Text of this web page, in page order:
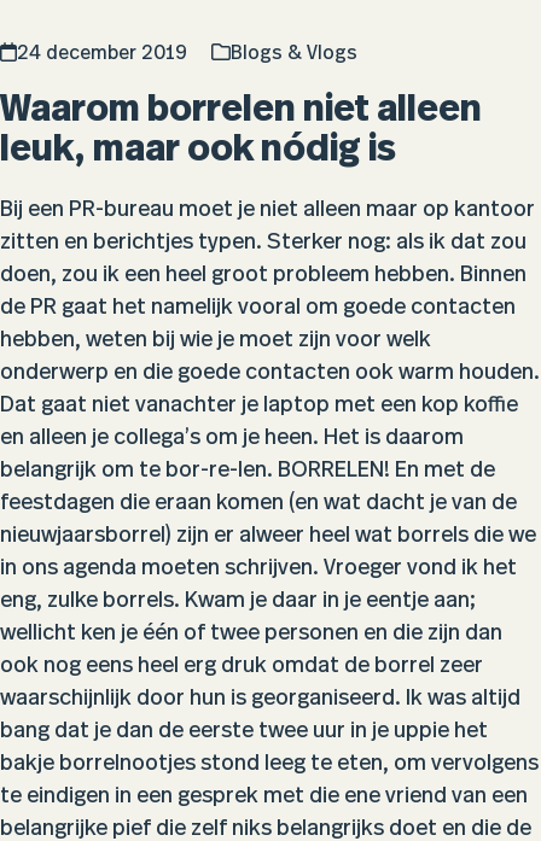
24 december 2019 Blogs & Vlogs
Waarom borrelen niet alleen
leuk, maar ook nódig is
Bij een PR-bureau moet je niet alleen maar op kantoor
zitten en berichtjes typen. Sterker nog: als ik dat zou
doen, zou ik een heel groot probleem hebben. Binnen
de PR gaat het namelijk vooral om goede contacten
hebben, weten bij wie je moet zijn voor welk
onderwerp en die goede contacten ook warm houden.
Dat gaat niet vanachter je laptop met een kop koffie
en alleen je collega’s om je heen. Het is daarom
belangrijk om te bor-re-len. BORRELEN! En met de
feestdagen die eraan komen (en wat dacht je van de
nieuwjaarsborrel) zijn er alweer heel wat borrels die we
in ons agenda moeten schrijven. Vroeger vond ik het
eng, zulke borrels. Kwam je daar in je eentje aan;
wellicht ken je één of twee personen en die zijn dan
ook nog eens heel erg druk omdat de borrel zeer
waarschijnlijk door hun is georganiseerd. Ik was altijd
bang dat je dan de eerste twee uur in je uppie het
bakje borrelnootjes stond leeg te eten, om vervolgens
te eindigen in een gesprek met die ene vriend van een
belangrijke pief die zelf niks belangrijks doet en die de